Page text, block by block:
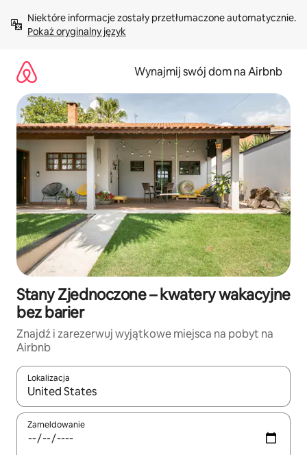
treści Pokaż oryginalny język
Wynajmij swój dom na Airbnb
Stany Zjednoczone – kwatery wakacyjne
bez barier
Znajdź i zarezerwuj wyjątkowe miejsca na pobyt na
Airbnb
Lokalizacja
Gdy wyniki będą dostępne, możesz poruszać się po nich za
Zameldowanie